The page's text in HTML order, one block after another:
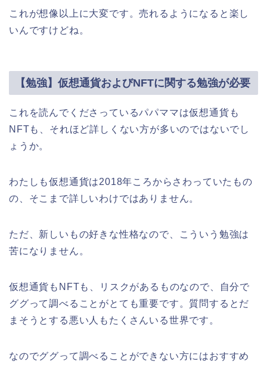
これが想像以上に大変です。売れるようになると楽し
いんですけどね。
【勉強】仮想通貨およびNFTに関する勉強が必要
これを読んでくださっているパパママは仮想通貨も
NFTも、それほど詳しくない方が多いのではないでし
ょうか。
わたしも仮想通貨は2018年ころからさわっていたもの
の、そこまで詳しいわけではありません。
ただ、新しいもの好きな性格なので、こういう勉強は
苦になりません。
仮想通貨もNFTも、リスクがあるものなので、自分で
ググって調べることがとても重要です。質問するとだ
まそうとする悪い人もたくさんいる世界です。
なのでググって調べることができない方にはおすすめ